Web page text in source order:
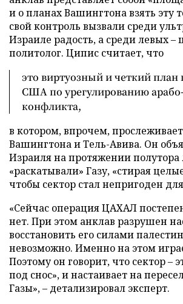
и о планах Вашингтона взять эту
свой контроль вызвали среди
Израиле радость, а среди левых –
политолог. Ципис считает, что
это виртуозный и четкий план
США по урегулированию
конфликта,
в котором, впрочем,
Вашингтона и Тель-Авива. Он
Израиля на протяжении полутора
«раскатывали» Газу, «стирая
чтобы сектор стал непригоден
«Сейчас операция ЦАХАЛ
нет. При этом анклав разрушен
восстановить его силами
невозможно. Именно на этом
Поэтому он говорит, что сектор –
под снос», и настаивает на
Газы», – детализировал эксперт.